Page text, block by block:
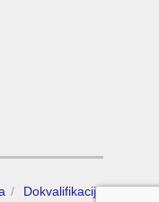
Dokvalifikacija